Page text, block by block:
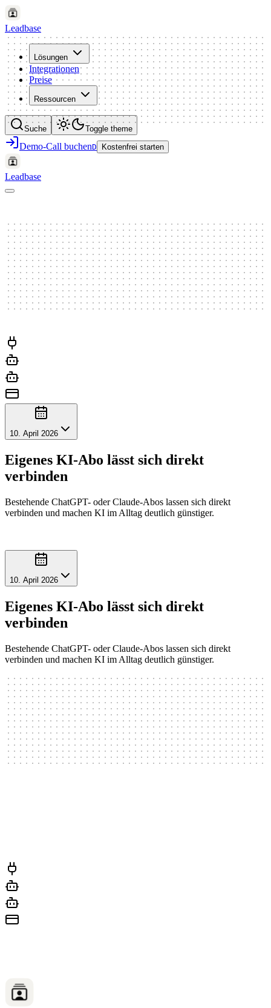
Leadbase
Lösungen
Integrationen
Preise
Ressourcen
Suche Toggle theme
Demo-Call buchenD Kostenfrei starten
Leadbase
10. April 2026
Eigenes KI-Abo lässt sich direkt
verbinden
Bestehende ChatGPT- oder Claude-Abos lassen sich direkt
verbinden und machen KI im Alltag deutlich günstiger.
10. April 2026
Eigenes KI-Abo lässt sich direkt
verbinden
Bestehende ChatGPT- oder Claude-Abos lassen sich direkt
verbinden und machen KI im Alltag deutlich günstiger.